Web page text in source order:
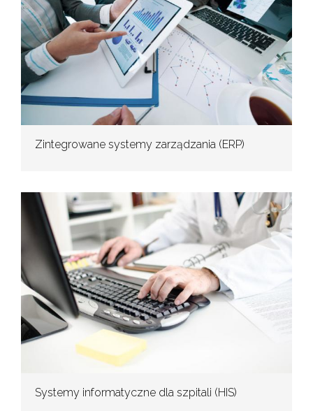
Zintegrowane systemy zarządzania (ERP)
Systemy informatyczne dla szpitali (HIS)